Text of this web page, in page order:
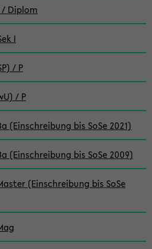
/ Diplom
I
/ P
/ P
(Einschreibung bis SoSe 2021)
(Einschreibung bis SoSe 2009)
(Einschreibung bis SoSe